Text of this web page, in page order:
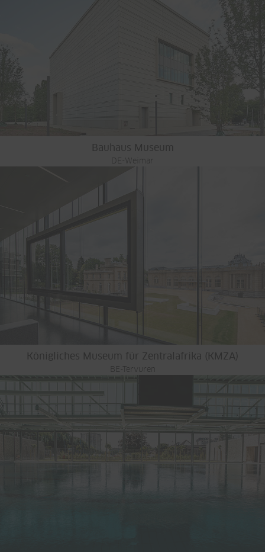
Bauhaus Museum
DE-Weimar
Königliches Museum für Zentralafrika (KMZA)
BE-Tervuren